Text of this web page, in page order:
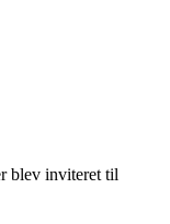
blev inviteret til